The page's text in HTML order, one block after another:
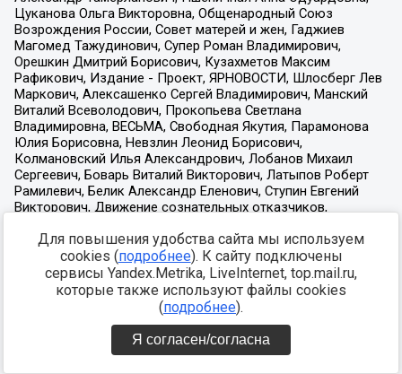
Для повышения удобства сайта мы используем
cookies (подробнее). К сайту подключены
сервисы Yandex.Metrika, LiveInternet, top.mail.ru,
которые также используют файлы cookies
(подробнее).
Я согласен/согласна